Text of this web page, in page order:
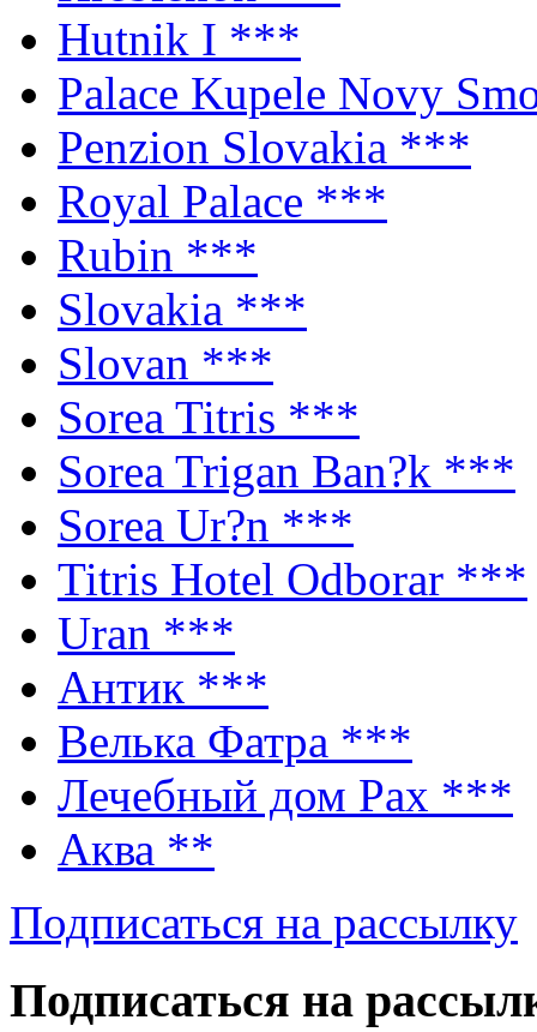
Hutnik I ***
Palace Kupele Novy
Penzion Slovakia ***
Royal Palace ***
Rubin ***
Slovakia ***
Slovan ***
Sorea Titris ***
Sorea Trigan Ban?k ***
Sorea Ur?n ***
Titris Hotel Odborar ***
Uran ***
Антик ***
Велька Фатра ***
Лечебный дом Pax ***
Аква **
Подписаться на рассылку
Подписаться на